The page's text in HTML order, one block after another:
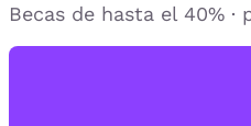
Becas de hasta el 40%